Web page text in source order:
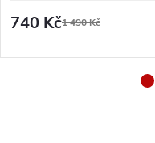
740 Kč1 490 Kč